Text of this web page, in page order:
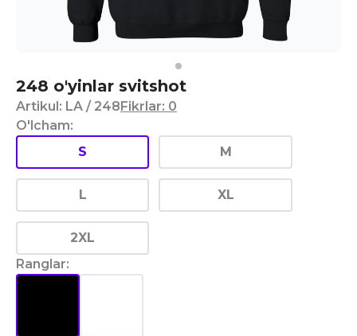
248 o'yinlar svitshot
Artikul: LA / 248Fikrlar: 0
O'lcham:
S
M
L XL
2XL
Ranglar: